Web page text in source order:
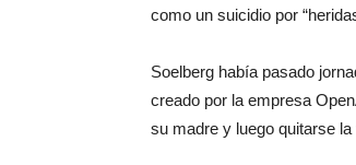
como un suicidio por
Soelberg había pasado
creado por la empresa
su madre y luego quitarse la